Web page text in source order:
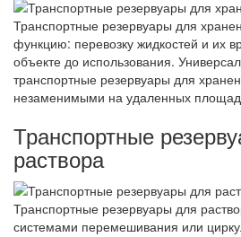
Транспортные резервуары для
функцию: перевозку жидкостей и их
объекте до использования.
транспортные резервуары для
незаменимыми на удаленных
Транспортные
раствора
Транспортные резервуары для
системами перемешивания или